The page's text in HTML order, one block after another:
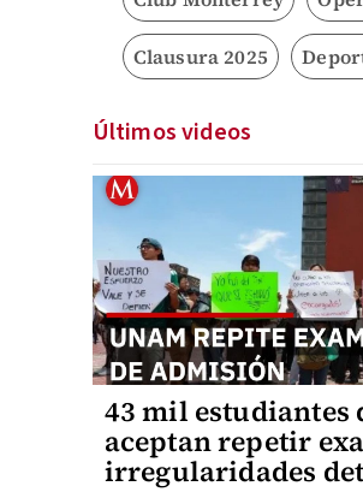
Clausura 2025
Últimos videos
43 mil estudiantes
aceptan repetir
irregularidades